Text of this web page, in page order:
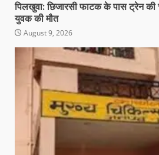
पिलखुवा: छिजारसी फाटक के पास ट्रेन
युवक की मौत
August 9, 2026